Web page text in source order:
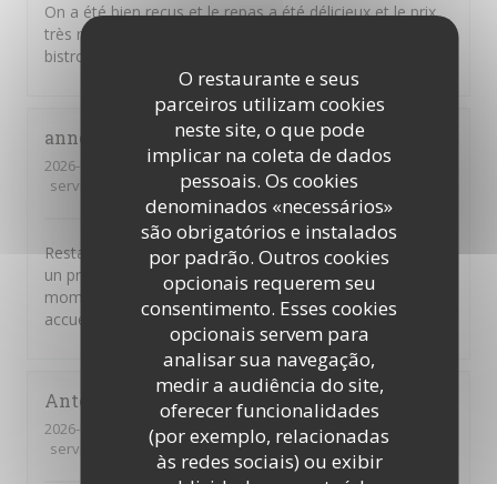
O restaurante e seus
parceiros utilizam cookies
neste site, o que pode
implicar na coleta de dados
pessoais. Os cookies
denominados «necessários»
são obrigatórios e instalados
por padrão. Outros cookies
opcionais requerem seu
consentimento. Esses cookies
opcionais servem para
analisar sua navegação,
medir a audiência do site,
oferecer funcionalidades
(por exemplo, relacionadas
às redes sociais) ou exibir
On a été bien reçus et le repas a été délicieux et le prix
très raisonnable. Et puis c'est de la vraie cuisine de
bistrot telle qu'on rêve d'en trouver.
anne
2026-08-04
- 20:30 - guests 5
service
ambience:5/5 menu: 5/5 quality_price
Restaurant très généreux avec des plats de qualité pour
un prix raisonnable ! Nous avons passé un super
moment et nous avons été très chaleureusement
accueillis ! Merci pour tout !
Antonio
2026-07-31
- 19:30 - guests 4
service
ambience:5/5 menu: 4/5 quality_price